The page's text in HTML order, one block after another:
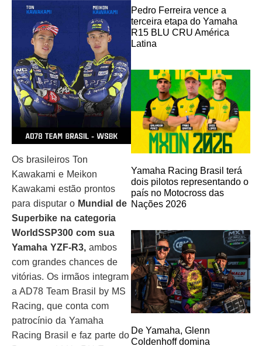
Os brasileiros Ton
Kawakami e Meikon
Kawakami estão prontos
para disputar o Mundial de
Superbike na categoria
WorldSSP300 com sua
Yamaha YZF-R3, ambos
com grandes chances de
vitórias. Os irmãos integram
a AD78 Team Brasil by MS
Racing, que conta com
patrocínio da Yamaha
Racing Brasil e faz parte do
Pedro Ferreira vence a
terceira etapa do Yamaha
R15 BLU CRU América
Latina
Yamaha Racing Brasil terá
dois pilotos representando o
país no Motocross das
Nações 2026
De Yamaha, Glenn
Coldenhoff domina